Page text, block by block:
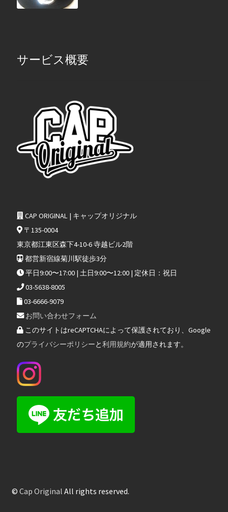
サービス概要
CAP ORIGINAL | キャップオリジナル
〒135-0004
東京都江東区森下4-10-6 寺越ビル2階
都営新宿線菊川駅徒歩3分
平日9:00〜17:00 | 土日9:00〜12:00 | 定休日：祝日
03-5638-8005
03-6666-9079
お問い合わせフォーム
このサイトはreCAPTCHAによって保護されており、Google
のプライバシーポリシーと利用規約が適用されます。
© Cap Original All rights reserved.